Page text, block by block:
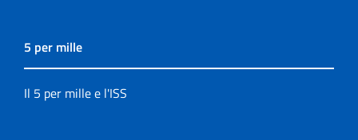
5 per mille
Il 5 per mille e l'ISS